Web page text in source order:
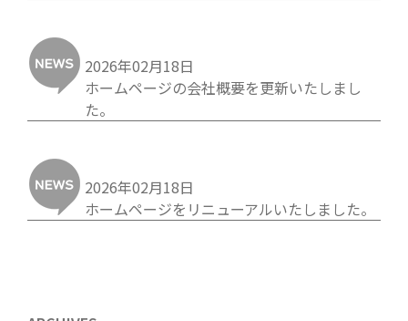
2026年02月18日
ホームページの会社概要を更新いたしまし
た。
2026年02月18日
ホームページをリニューアルいたしました。